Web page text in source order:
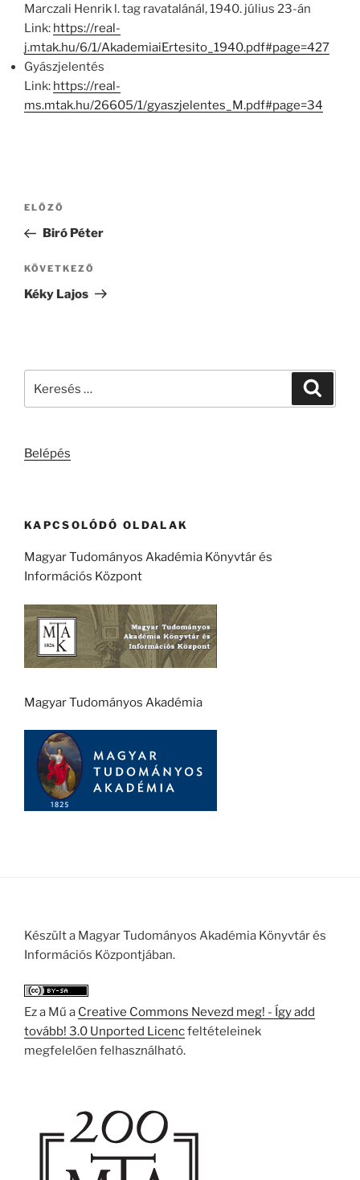
Marczali Henrik l. tag ravatalánál, 1940. július 23-án
Link: https://real-
j.mtak.hu/6/1/AkademiaiErtesito_1940.pdf#page=427
Gyászjelentés
Link: https://real-
ms.mtak.hu/26605/1/gyaszjelentes_M.pdf#page=34
Bejegyzés
Korábbi
bejegyzés
ELŐZŐ
Biró Péter
Következő
bejegyzés
KÖVETKEZŐ
Kéky Lajos
Belépés
KAPCSOLÓDÓ OLDALAK
Magyar Tudományos Akadémia Könyvtár és
Információs Központ
Magyar Tudományos Akadémia
Készült a Magyar Tudományos Akadémia Könyvtár és
Információs Központjában.
Ez a Mű a Creative Commons Nevezd meg! - Így add
tovább! 3.0 Unported Licencfeltételeinek
megfelelően felhasználható.